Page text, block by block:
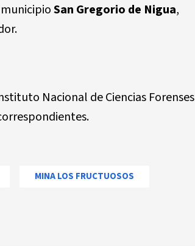
San Gregorio de Nigua,
Nacional de Ciencias Forenses
MINA LOS FRUCTUOSOS